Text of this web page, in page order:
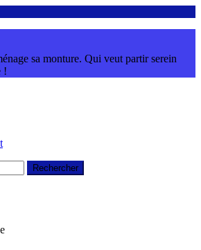
sa monture. Qui veut partir serein
!